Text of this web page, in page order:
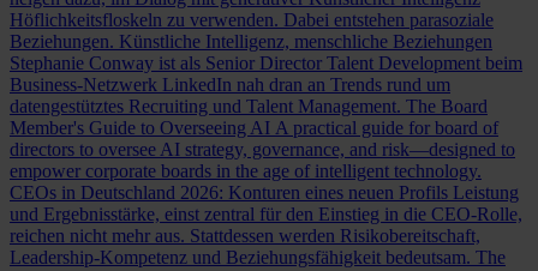
Höflichkeitsfloskeln zu verwenden. Dabei entstehen parasoziale
Beziehungen. Künstliche Intelligenz, menschliche Beziehungen
Stephanie Conway ist als Senior Director Talent Development beim
Business-Netzwerk LinkedIn nah dran an Trends rund um
datengestütztes Recruiting und Talent Management. The Board
Member's Guide to Overseeing AI A practical guide for board of
directors to oversee AI strategy, governance, and risk—designed to
empower corporate boards in the age of intelligent technology.
CEOs in Deutschland 2026: Konturen eines neuen Profils Leistung
und Ergebnisstärke, einst zentral für den Einstieg in die CEO-Rolle,
reichen nicht mehr aus. Stattdessen werden Risikobereitschaft,
Leadership-Kompetenz und Beziehungsfähigkeit bedeutsam. The